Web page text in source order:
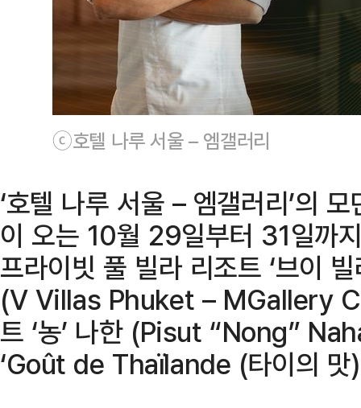
ⓒ호텔 나루 서울 – 엠갤러리
‘호텔 나루 서울 – 엠갤러리’의
이 오는 10월 29일부터 31일까
프라이빗 풀 빌라 리조트 ‘브이
(V Villas Phuket – MGallery
트 ‘농’ 나한 (Pisut “Nong”
‘Goût de Thaïlande (타이의 맛